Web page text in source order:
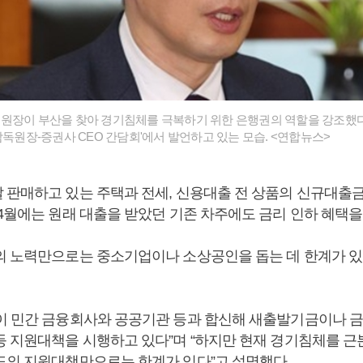
장이 부산을 찾아 경기침체를 극복하기 위한 은행권의 역할을 강조했
원장-증권사 CEO 간담회'에서 발언하고 있는 모습. <연합뉴스>
판매하고 있는 주택과 전세, 신용대출 전 상품의 신규대출
에는 원래 대출을 받았던 기존 차주에도 금리 인하 혜택
노력만으로는 중소기업이나 소상공인을 돕는 데 한계가
민간 금융회사와 공공기관 등과 합신해 새출발기금이나
지원대책을 시행하고 있다”며 “하지만 현재 경기침체를